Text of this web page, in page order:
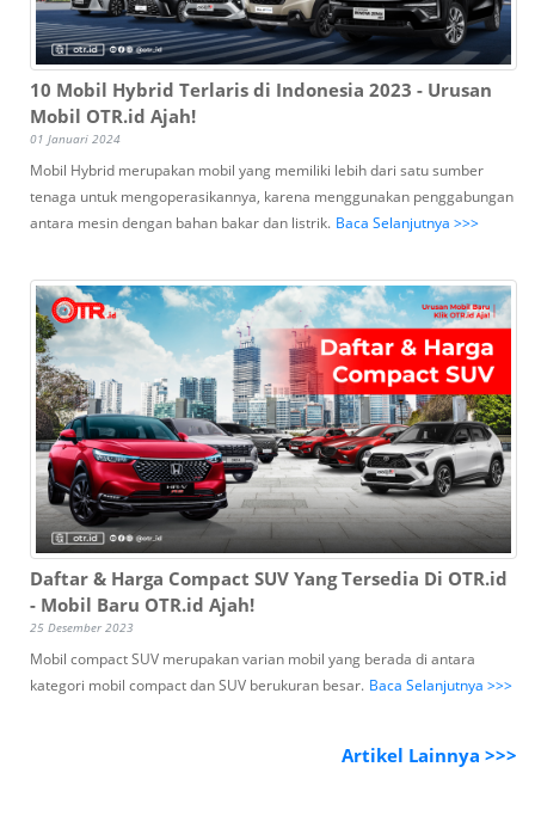
10 Mobil Hybrid Terlaris di Indonesia 2023 - Urusan
Mobil OTR.id Ajah!
01 Januari 2024
Mobil Hybrid merupakan mobil yang memiliki lebih dari satu sumber
tenaga untuk mengoperasikannya, karena menggunakan penggabungan
antara mesin dengan bahan bakar dan listrik. Baca Selanjutnya >>>
Daftar & Harga Compact SUV Yang Tersedia Di OTR.id
- Mobil Baru OTR.id Ajah!
25 Desember 2023
Mobil compact SUV merupakan varian mobil yang berada di antara
kategori mobil compact dan SUV berukuran besar. Baca Selanjutnya >>>
Artikel Lainnya >>>